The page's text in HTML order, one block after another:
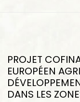
PROJET
EUROPÉEN
DANS LES